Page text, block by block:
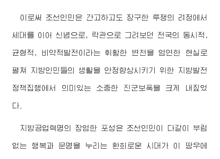
이로써 조선인민은 간고하고도 장구한 투쟁의 려정에서
세대를 이어 신념으로, 락관으로 그려보던 전국의 동시적,
균형적, 비약적발전이라는 휘황한 변천을 엄연한 현실로
펼쳐 지방인민들의 생활을 안정향상시키기 위한 지방발전
정책집행에서 의미있는 소중한 진군보폭을 크게 내짚었
다.
지방공업혁명의 장엄한 포성은 조선인민이 다같이 부럼
없는 행복과 문명을 누리는 환희로운 시대가 이 땅우에